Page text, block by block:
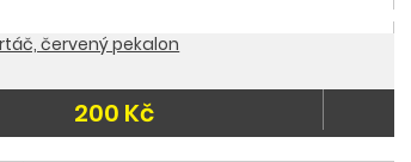
červený pekalon
200 Kč